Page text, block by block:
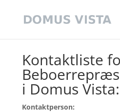
Kontaktliste
i Domus Vista:
Kontaktperson: